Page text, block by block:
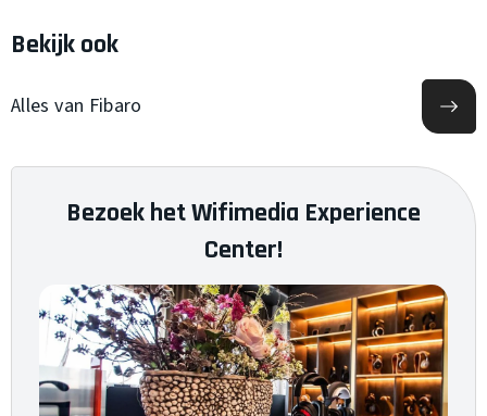
Bekijk ook
Alles van Fibaro
Bezoek het Wifimedia Experience
Center!